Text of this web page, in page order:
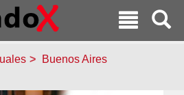
Buenos Aires